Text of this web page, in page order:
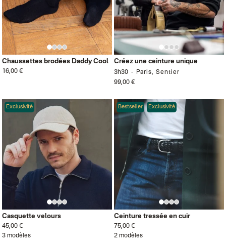
Chaussettes brodées Daddy Cool
16,00 €
Créez une ceinture unique
3h30
Paris, Sentier
99,00 €
Exclusivité
Casquette velours
45,00 €
3 modèles
Bestseller Exclusivité
Ceinture tressée en cuir
75,00 €
2 modèles